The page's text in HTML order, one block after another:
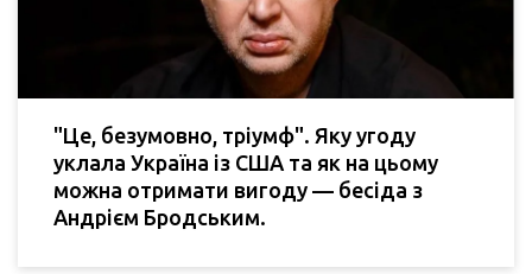
"Це, безумовно, тріумф". Яку угоду
уклала Україна із США та як на цьому
можна отримати вигоду — бесіда з
Андрієм Бродським.